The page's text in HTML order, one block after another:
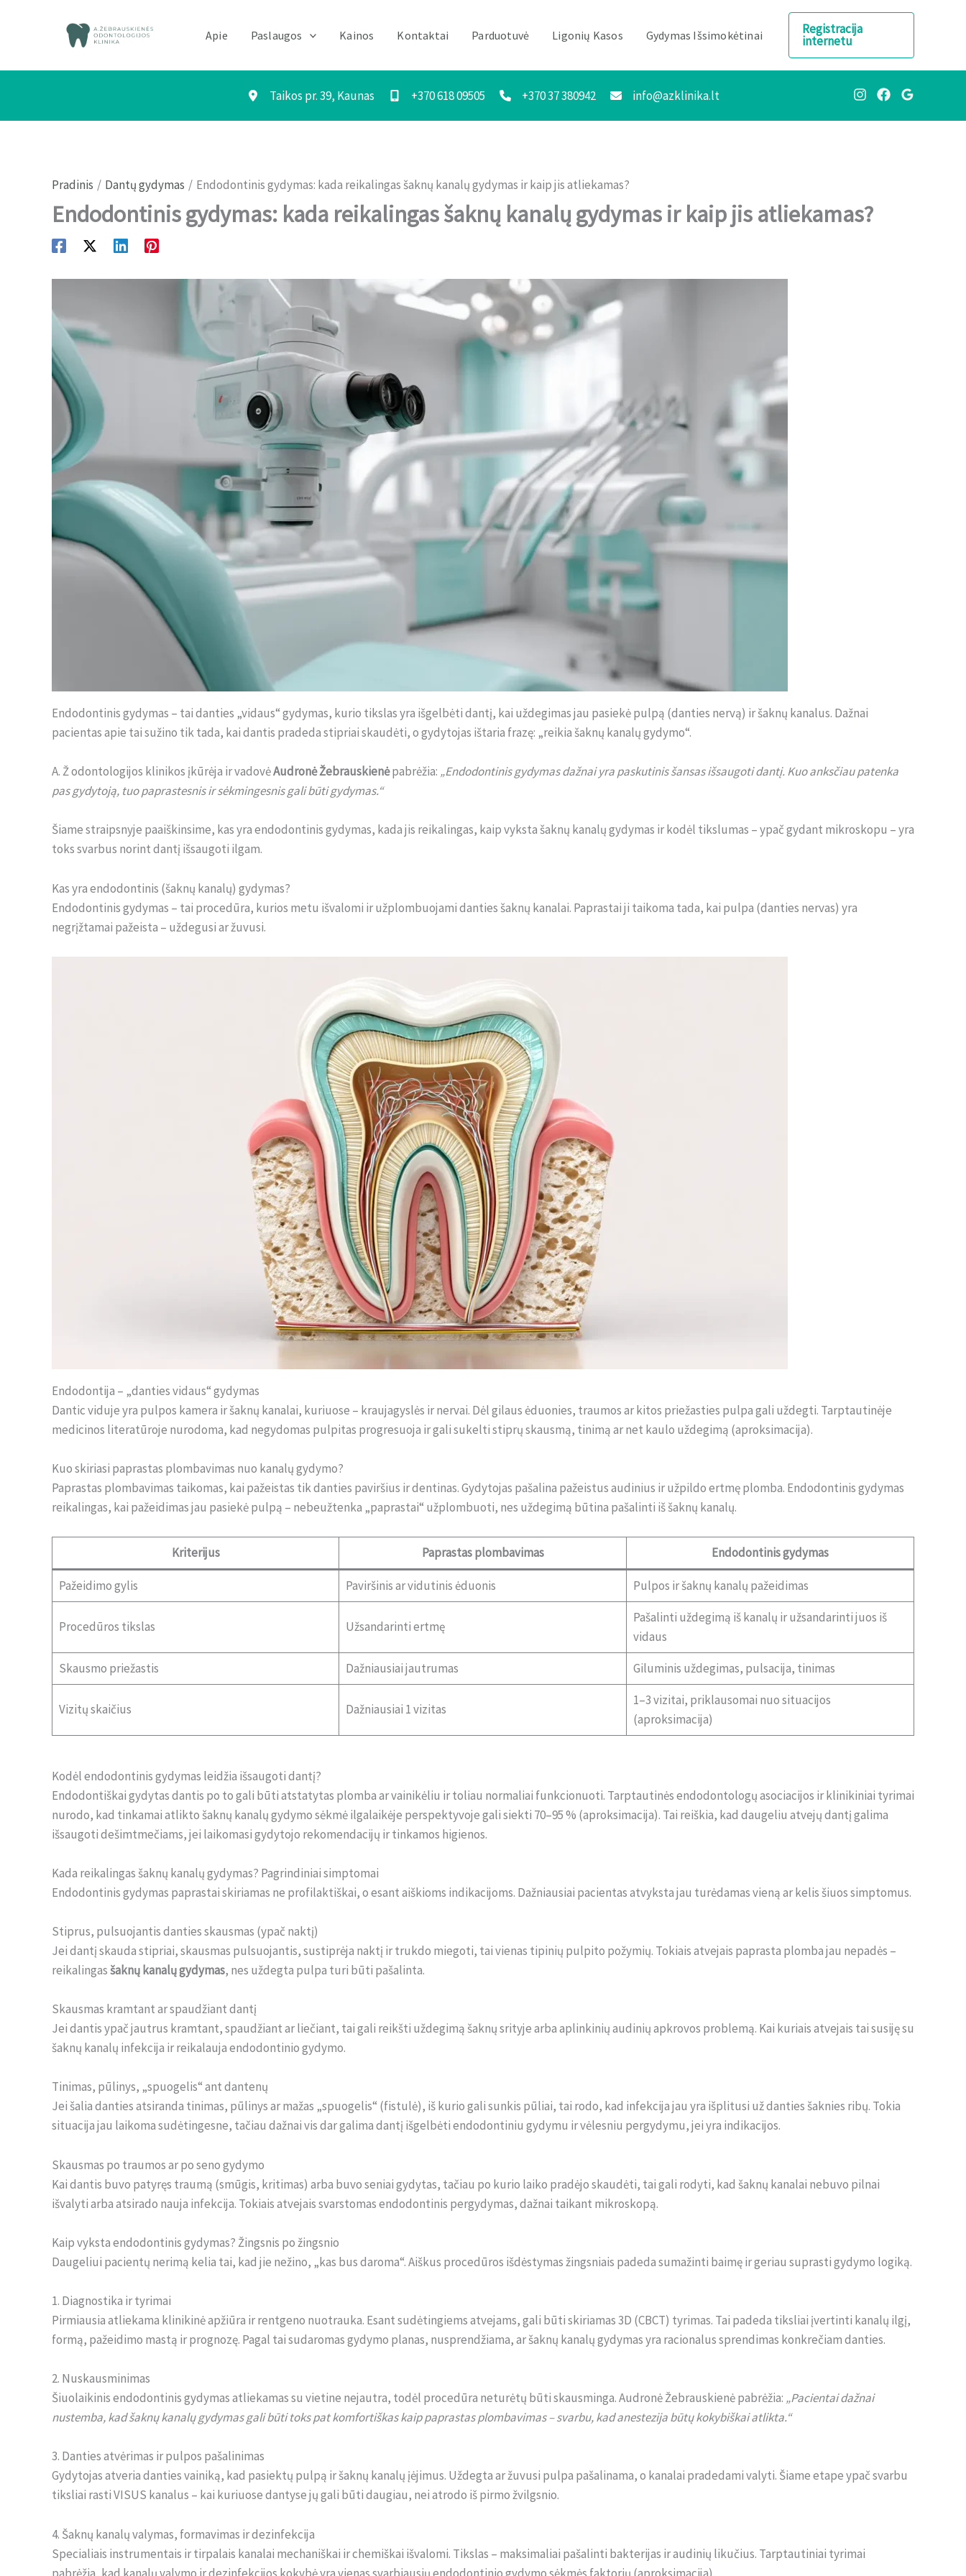
Apie Paslaugos Kainos Kontaktai Parduotuvė Ligonių Kasos Gydymas Išsimokėtinai Registracija
internetu
Taikos pr. 39, Kaunas +370 618 09505 +370 37 380942 info@azklinika.lt
Pradinis Dantų gydymas Endodontinis gydymas: kada reikalingas šaknų kanalų gydymas ir kaip jis atliekamas?
Endodontinis gydymas: kada reikalingas šaknų kanalų gydymas ir kaip jis atliekamas?
Endodontinis gydymas – tai danties „vidaus“ gydymas, kurio tikslas yra išgelbėti dantį, kai uždegimas jau pasiekė pulpą (danties nervą) ir šaknų kanalus. Dažnai
pacientas apie tai sužino tik tada, kai dantis pradeda stipriai skaudėti, o gydytojas ištaria frazę: „reikia šaknų kanalų gydymo“.
A. Ž odontologijos klinikos įkūrėja ir vadovėAudronė Žebrauskienėpabrėžia: „Endodontinis gydymas dažnai yra paskutinis šansas išsaugoti dantį. Kuo anksčiau patenka
pas gydytoją, tuo paprastesnis ir sėkmingesnis gali būti gydymas.“
Šiame straipsnyje paaiškinsime, kas yra endodontinis gydymas, kada jis reikalingas, kaip vyksta šaknų kanalų gydymas ir kodėl tikslumas – ypač gydant mikroskopu – yra
toks svarbus norint dantį išsaugoti ilgam.
Kas yra endodontinis (šaknų kanalų) gydymas?
Endodontinis gydymas – tai procedūra, kurios metu išvalomi ir užplombuojami danties šaknų kanalai. Paprastai ji taikoma tada, kai pulpa (danties nervas) yra
negrįžtamai pažeista – uždegusi ar žuvusi.
Endodontija – „danties vidaus“ gydymas
Dantic viduje yra pulpos kamera ir šaknų kanalai, kuriuose – kraujagyslės ir nervai. Dėl gilaus ėduonies, traumos ar kitos priežasties pulpa gali uždegti. Tarptautinėje
medicinos literatūroje nurodoma, kad negydomas pulpitas progresuoja ir gali sukelti stiprų skausmą, tinimą ar net kaulo uždegimą (aproksimacija).
Kuo skiriasi paprastas plombavimas nuo kanalų gydymo?
Paprastas plombavimas taikomas, kai pažeistas tik danties paviršius ir dentinas. Gydytojas pašalina pažeistus audinius ir užpildo ertmę plomba. Endodontinis gydymas
reikalingas, kai pažeidimas jau pasiekė pulpą – nebeužtenka „paprastai“ užplombuoti, nes uždegimą būtina pašalinti iš šaknų kanalų.
Kriterijus Paprastas plombavimas Endodontinis gydymas
Pažeidimo gylis Paviršinis ar vidutinis ėduonis Pulpos ir šaknų kanalų pažeidimas
Procedūros tikslas Užsandarinti ertmę
Pašalinti uždegimą iš kanalų ir užsandarinti juos iš
vidaus
Skausmo priežastis
Dažniausiai jautrumas Giluminis uždegimas, pulsacija, tinimas
Vizitų skaičius Dažniausiai 1 vizitas
1–3 vizitai, priklausomai nuo situacijos
(aproksimacija)
Kodėl endodontinis gydymas leidžia išsaugoti dantį?
Endodontiškai gydytas dantis po to gali būti atstatytas plomba ar vainikėliu ir toliau normaliai funkcionuoti. Tarptautinės endodontologų asociacijos ir klinikiniai tyrimai
nurodo, kad tinkamai atlikto šaknų kanalų gydymo sėkmė ilgalaikėje perspektyvoje gali siekti 70–95 % (aproksimacija). Tai reiškia, kad daugeliu atvejų dantį galima
išsaugoti dešimtmečiams, jei laikomasi gydytojo rekomendacijų ir tinkamos higienos.
Kada reikalingas šaknų kanalų gydymas? Pagrindiniai simptomai
Endodontinis gydymas paprastai skiriamas ne profilaktiškai, o esant aiškioms indikacijoms. Dažniausiai pacientas atvyksta jau turėdamas vieną ar kelis šiuos simptomus.
Stiprus, pulsuojantis danties skausmas (ypač naktį)
Jei dantį skauda stipriai, skausmas pulsuojantis, sustiprėja naktį ir trukdo miegoti, tai vienas tipinių pulpito požymių. Tokiais atvejais paprasta plomba jau nepadės –
reikalingasšaknų kanalų gydymas, nes uždegta pulpa turi būti pašalinta.
Skausmas kramtant ar spaudžiant dantį
Jei dantis ypač jautrus kramtant, spaudžiant ar liečiant, tai gali reikšti uždegimą šaknų srityje arba aplinkinių audinių apkrovos problemą. Kai kuriais atvejais tai susiję su
šaknų kanalų infekcija ir reikalauja endodontinio gydymo.
Tinimas, pūlinys, „spuogelis“ ant dantenų
Jei šalia danties atsiranda tinimas, pūlinys ar mažas „spuogelis“ (fistulė), iš kurio gali sunkis pūliai, tai rodo, kad infekcija jau yra išplitusi už danties šaknies ribų. Tokia
situacija jau laikoma sudėtingesne, tačiau dažnai vis dar galima dantį išgelbėti endodontiniu gydymu ir vėlesniu pergydymu, jei yra indikacijos.
Skausmas po traumos ar po seno gydymo
Kai dantis buvo patyręs traumą (smūgis, kritimas) arba buvo seniai gydytas, tačiau po kurio laiko pradėjo skaudėti, tai gali rodyti, kad šaknų kanalai nebuvo pilnai
išvalyti arba atsirado nauja infekcija. Tokiais atvejais svarstomas endodontinis pergydymas, dažnai taikant mikroskopą.
Kaip vyksta endodontinis gydymas? Žingsnis po žingsnio
Daugeliui pacientų nerimą kelia tai, kad jie nežino, „kas bus daroma“. Aiškus procedūros išdėstymas žingsniais padeda sumažinti baimę ir geriau suprasti gydymo logiką.
1. Diagnostika ir tyrimai
Pirmiausia atliekama klinikinė apžiūra ir rentgeno nuotrauka. Esant sudėtingiems atvejams, gali būti skiriamas 3D (CBCT) tyrimas. Tai padeda tiksliai įvertinti kanalų ilgį,
formą, pažeidimo mastą ir prognozę. Pagal tai sudaromas gydymo planas, nusprendžiama, ar šaknų kanalų gydymas yra racionalus sprendimas konkrečiam danties.
2. Nuskausminimas
Šiuolaikinis endodontinis gydymas atliekamas su vietine nejautra, todėl procedūra neturėtų būti skausminga. Audronė Žebrauskienė pabrėžia: „Pacientai dažnai
nustemba, kad šaknų kanalų gydymas gali būti toks pat komfortiškas kaip paprastas plombavimas – svarbu, kad anestezija būtų kokybiškai atlikta.“
3. Danties atvėrimas ir pulpos pašalinimas
Gydytojas atveria danties vainiką, kad pasiektų pulpą ir šaknų kanalų įėjimus. Uždegta ar žuvusi pulpa pašalinama, o kanalai pradedami valyti. Šiame etape ypač svarbu
tiksliai rasti VISUS kanalus – kai kuriuose dantyse jų gali būti daugiau, nei atrodo iš pirmo žvilgsnio.
4. Šaknų kanalų valymas, formavimas ir dezinfekcija
Specialiais instrumentais ir tirpalais kanalai mechaniškai ir chemiškai išvalomi. Tikslas – maksimaliai pašalinti bakterijas ir audinių likučius. Tarptautiniai tyrimai
pabrėžia, kad kanalų valymo ir dezinfekcijos kokybė yra vienas svarbiausių endodontinio gydymo sėkmės faktorių (aproksimacija).